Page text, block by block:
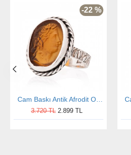
-22 %
Cam Baskı Antik Afrodit Otantik Kadın Gümüş Yüzük
3.720 TL 2.899 TL